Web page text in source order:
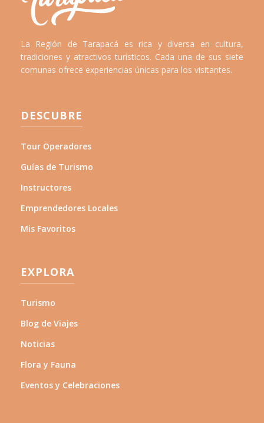
La Región de Tarapacá es rica y diversa en cultura,
tradiciones y atractivos turísticos. Cada una de sus siete
comunas ofrece experiencias únicas para los visitantes.
DESCUBRE
Tour Operadores
Guías de Turismo
Instructores
Emprendedores Locales
Mis Favoritos
EXPLORA
Turismo
Blog de Viajes
Noticias
Flora y Fauna
Eventos y Celebraciones